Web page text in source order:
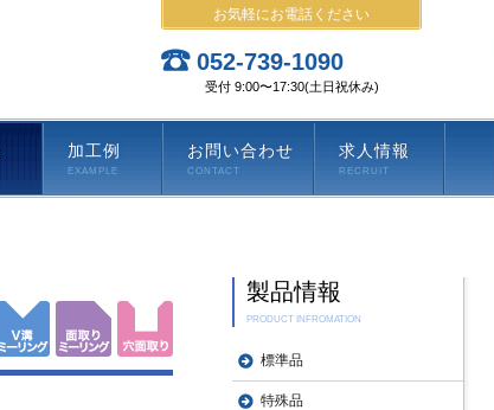
お気軽にお電話ください
052-739-1090
受付 9:00〜17:30(土日祝休み)
加工例
EXAMPLE
お問い合わせ
CONTACT
求人情報
RECRUIT
製品情報
PRODUCT INFROMATION
標準品
特殊品